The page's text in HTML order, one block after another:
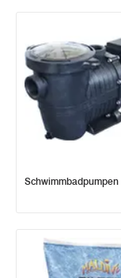
Schwimmbadpumpen